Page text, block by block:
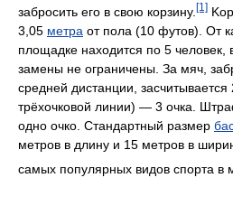
забросить его в свою корзину. [1]
3,05 метра от пола (10 футов). От
площадке находится по 5 человек,
замены не ограничены. За мяч,
средней дистанции, засчитывается
трёхочковой линии) — 3 очка.
одно очко. Стандартный размер
метров в длину и 15 метров в
самых популярных видов спорта в